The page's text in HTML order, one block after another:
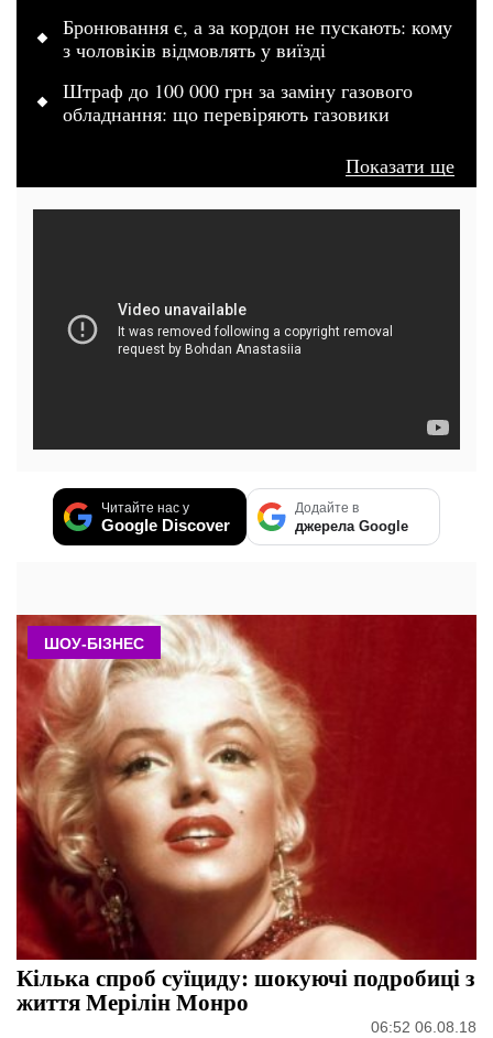
Бронювання є, а за кордон не пускають: кому
з чоловіків відмовлять у виїзді
Штраф до 100 000 грн за заміну газового
обладнання: що перевіряють газовики
Показати ще
Читайте нас у
Google Discover
Додайте в
джерела Google
ШОУ-БІЗНЕС
Кілька спроб суїциду: шокуючі подробиці з
життя Мерілін Монро
06:52 06.08.18